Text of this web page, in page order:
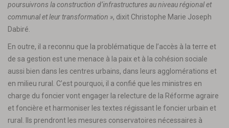
poursuivrons la construction d’infrastructures au niveau régional et
communal et leur transformation », dixit Christophe Marie Joseph
Dabiré.
En outre, il a reconnu que la problématique de l’accès à la terre et
de sa gestion est une menace à la paix et à la cohésion sociale
aussi bien dans les centres urbains, dans leurs agglomérations et
en milieu rural. C’est pourquoi, il a confié que les ministres en
charge du foncier vont engager la relecture de la Réforme agraire
et foncière et harmoniser les textes régissant le foncier urbain et
rural. Ils prendront les mesures conservatoires nécessaires à